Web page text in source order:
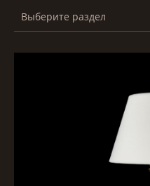
Выберите раздел